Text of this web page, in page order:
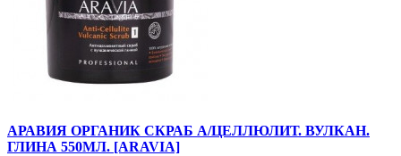
АРАВИЯ ОРГАНИК СКРАБ А/ЦЕЛЛЮЛИТ. ВУЛКАН.
ГЛИНА 550МЛ. [ARAVIA]